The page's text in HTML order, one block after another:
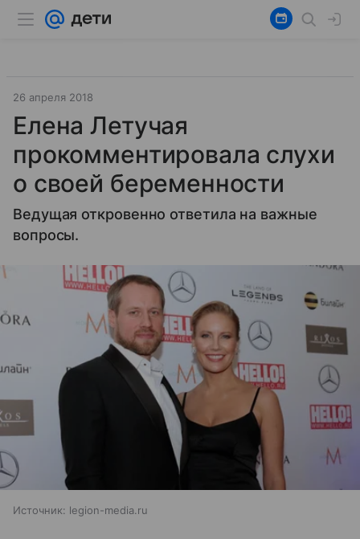
26 апреля 2018
Елена Летучая
прокомментировала слухи
о своей беременности
Ведущая откровенно ответила на важные
вопросы.
Источник: legion-media.ru